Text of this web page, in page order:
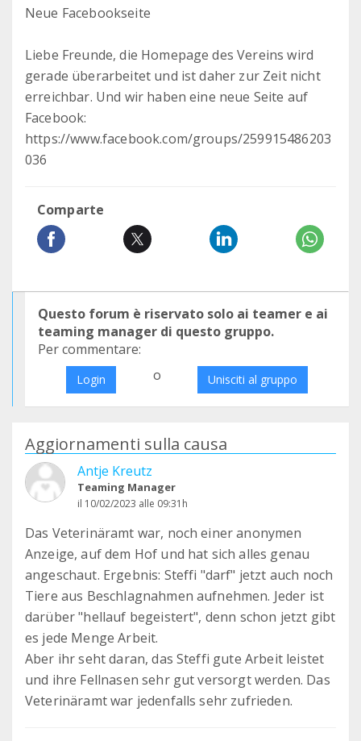
Neue Facebookseite
Liebe Freunde, die Homepage des Vereins wird
gerade überarbeitet und ist daher zur Zeit nicht
erreichbar. Und wir haben eine neue Seite auf
Facebook:
https://www.facebook.com/groups/259915486203
036
Comparte
Questo forum è riservato solo ai teamer e ai
teaming manager di questo gruppo.
Per commentare:
Login o Unisciti al gruppo
Aggiornamenti sulla causa
Antje Kreutz
Teaming Manager
il 10/02/2023 alle 09:31h
Das Veterinäramt war, noch einer anonymen
Anzeige, auf dem Hof und hat sich alles genau
angeschaut. Ergebnis: Steffi "darf" jetzt auch noch
Tiere aus Beschlagnahmen aufnehmen. Jeder ist
darüber "hellauf begeistert", denn schon jetzt gibt
es jede Menge Arbeit.
Aber ihr seht daran, das Steffi gute Arbeit leistet
und ihre Fellnasen sehr gut versorgt werden. Das
Veterinäramt war jedenfalls sehr zufrieden.